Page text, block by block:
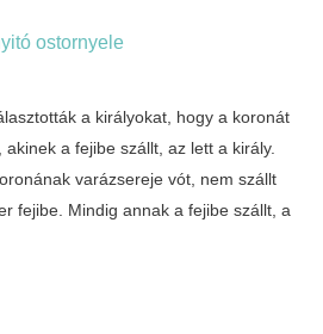
ostornyele
a királyokat, hogy a koronát
a fejibe szállt, az lett a király.
varázsereje vót, nem szállt
fejibe. Mindig annak a fejibe szállt, a